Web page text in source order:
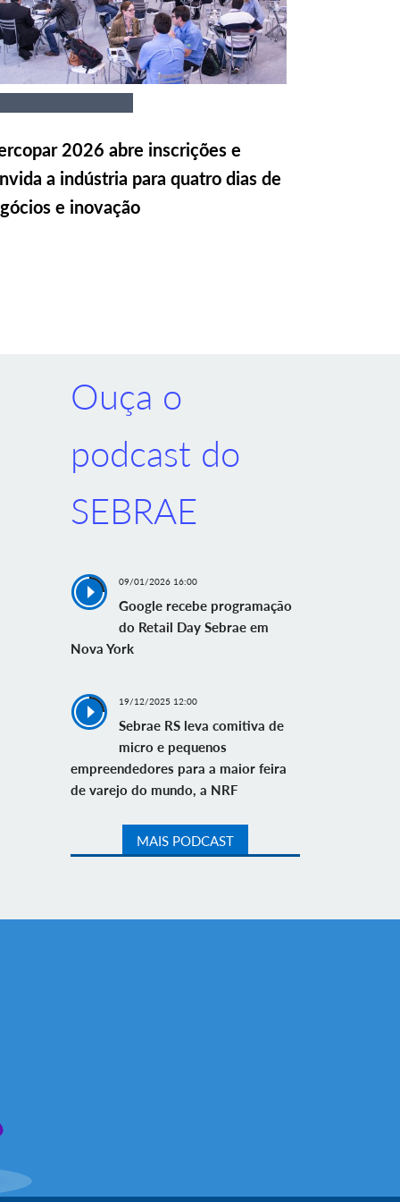
2026 abre inscrições e
a indústria para quatro dias de
e inovação
Ouça o
podcast do
SEBRAE
09/01/2026 16:00
Google recebe programação
do Retail Day Sebrae em
Nova York
19/12/2025 12:00
Sebrae RS leva comitiva de
micro e pequenos
empreendedores para a maior feira
de varejo do mundo, a NRF
MAIS PODCAST